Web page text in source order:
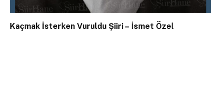
Kaçmak İsterken Vuruldu Şiiri – İsmet Özel